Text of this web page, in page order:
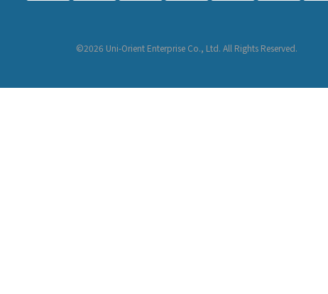
©2026 Uni-Orient Enterprise Co., Ltd. All Rights Reserved.